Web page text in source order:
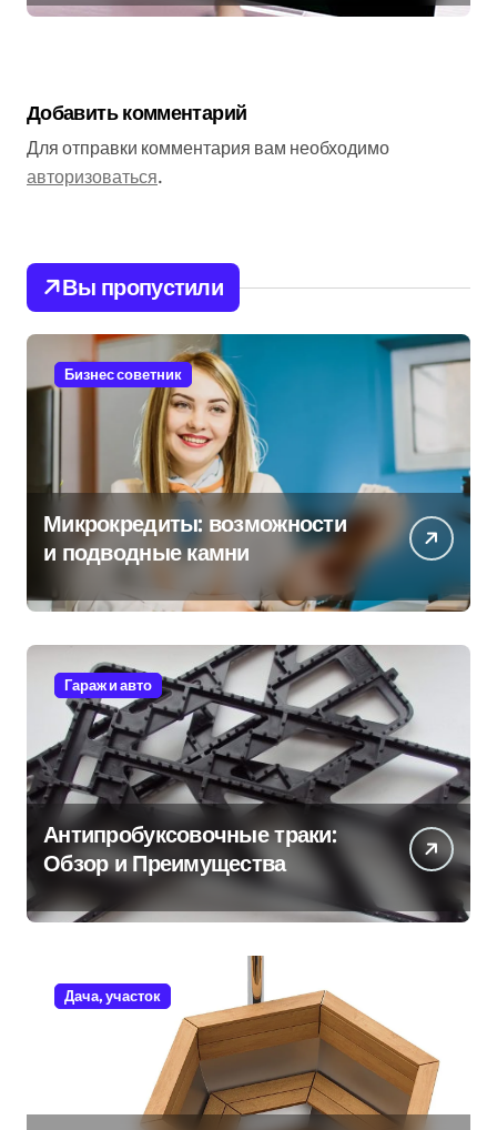
Добавить комментарий
Для отправки комментария вам необходимо
авторизоваться.
Вы пропустили
Бизнес советник
Микрокредиты: возможности
и подводные камни
Гараж и авто
Антипробуксовочные траки:
Обзор и Преимущества
Дача, участок